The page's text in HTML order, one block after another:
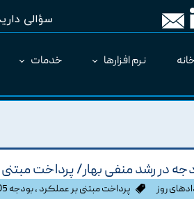
سؤالی دارید؟
نرم افزارها خدمات
رشد منفی بهار/ پرداخت مبتنی
روز پرداخت مبتنی بر عملکرد ،بودجه 1405